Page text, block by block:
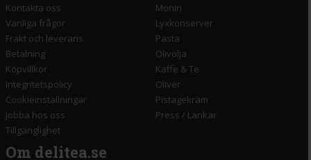
Kontakta oss
Vanliga frågor
Frakt och leverans
Betalning
Köpvillkor
Integritetspolicy
Cookieinställningar
Jobba hos oss
Tillgänglighet
Monin
Lyxkonserver
Pasta
Olivolja
Kaffe & Te
Oliver
Pistagekräm
Press / Länkar
Om delitea.se